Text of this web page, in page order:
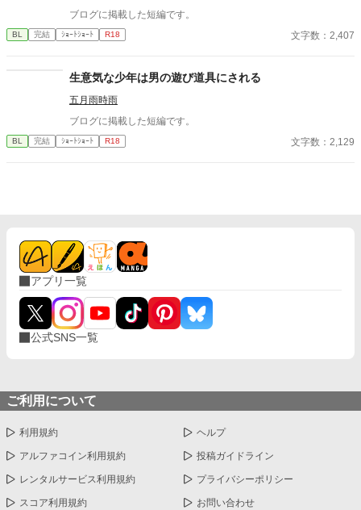
ブログに掲載した短編です。
BL 完結 ｼｮｰﾄｼｮｰﾄ R18 文字数：2,407
生意気な少年は男の遊び道具にされる
五月雨時雨
ブログに掲載した短編です。
BL 完結 ｼｮｰﾄｼｮｰﾄ R18 文字数：2,129
アプリ一覧
公式SNS一覧
ご利用について
利用規約 ヘルプ
アルファコイン利用規約 投稿ガイドライン
レンタルサービス利用規約 プライバシーポリシー
スコア利用規約 お問い合わせ